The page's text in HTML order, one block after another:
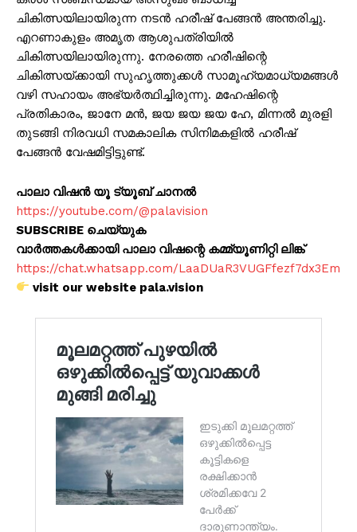
ചികിത്സയിലായിരുന്ന നടൻ ഹരീഷ് പേങ്ങൻ അന്തരിച്ചു.
എറണാകുളം അമൃത ആശുപത്രിയിൽ
ചികിത്സയിലായിരുന്നു. നേരത്തെ ഹരീഷിന്റെ
ചികിത്സയ്ക്കായി സുഹൃത്തുക്കൾ സാമൂഹ്യമാധ്യമങ്ങൾ
വഴി സഹായം അഭ്യർത്ഥിച്ചിരുന്നു. മഹേഷിന്റെ
പ്രതികാരം, ജാനേ മൻ, ജയ ജയ ജയ ഹേ, മിന്നൽ മുരളി
തുടങ്ങി നിരവധി സമകാലിക സിനിമകളിൽ ഹരീഷ്
പേങ്ങൻ വേഷമിട്ടിട്ടുണ്ട്.
പാലാ വിഷൻ യൂ ട്യൂബ് ചാനൽ
https://youtube.com/@palavision
SUBSCRIBE ചെയ്യുക
വാർത്തകൾക്കായി പാലാ വിഷന്റെ കമ്മ്യൂണിറ്റി ലിങ്ക്
https://chat.whatsapp.com/LaaDUaR3VUGFfezf7dx3Em
visit our website pala.vision